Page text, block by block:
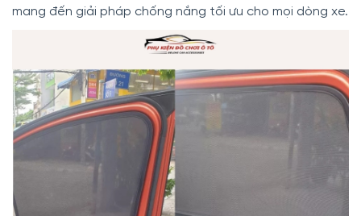
mang đến giải pháp chống nắng tối ưu cho mọi dòng xe.